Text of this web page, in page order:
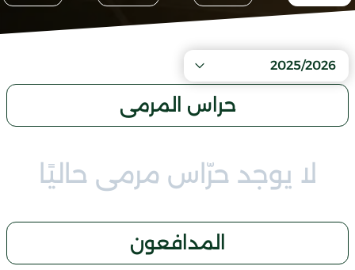
2025/2026
حراس المرمى
لا يوجد حرّاس مرمى حاليًا
المدافعون